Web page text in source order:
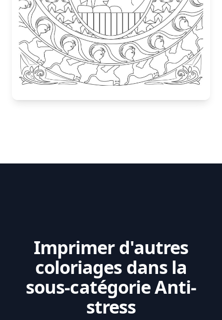
Imprimer d'autres
coloriages dans la
sous-catégorie Anti-
stress